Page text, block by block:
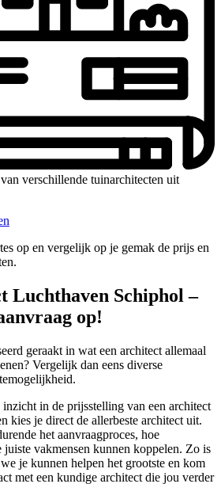
verschillende tuinarchitecten uit
op en vergelijk op je gemak de prijs en
Luchthaven Schiphol –
op!
geraakt in wat een architect allemaal
Vergelijk dan eens diverse
in de prijsstelling van een architect
kies je direct de allerbeste architect uit.
het aanvraagproces, hoe
vakmensen kunnen koppelen. Zo is
je kunnen helpen het grootste en kom
met een kundige architect die jou verder